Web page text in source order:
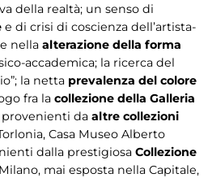
della realtà; un senso di
e di crisi di coscienza dell’artista-
nella alterazione della forma
accademica; la ricerca del
la netta prevalenza del colore
fra la collezione della Galleria
da altre collezioni
Casa Museo Alberto
dalla prestigiosa Collezione
mai esposta nella Capitale,